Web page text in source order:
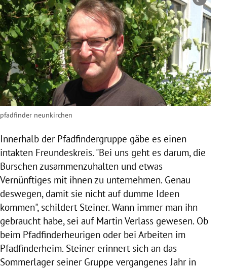
Copyright-Hinweis öffnen/schließen
pfadfinder neunkirchen
Innerhalb der Pfadfindergruppe gäbe es einen
intakten Freundeskreis. "Bei uns geht es darum, die
Burschen zusammenzuhalten und etwas
Vernünftiges mit ihnen zu unternehmen. Genau
deswegen, damit sie nicht auf dumme Ideen
kommen", schildert Steiner. Wann immer man ihn
gebraucht habe, sei auf Martin Verlass gewesen. Ob
beim Pfadfinderheurigen oder bei Arbeiten im
Pfadfinderheim. Steinererinnert sich an das
Sommerlager seiner Gruppe vergangenes Jahr in